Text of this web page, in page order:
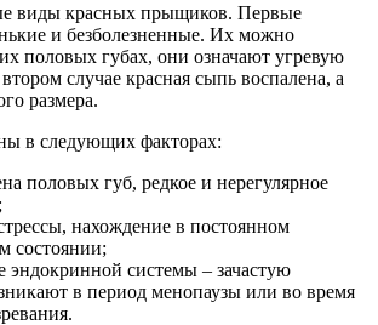
виды красных прыщиков. Первые
и безболезненные. Их можно
половых губах, они означают угревую
случае красная сыпь воспалена, а
размера.
в следующих факторах:
половых губ, редкое и нерегулярное
нахождение в постоянном
состоянии;
эндокринной системы – зачастую
в период менопаузы или во время